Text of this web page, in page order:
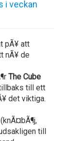
i veckan
pÃ¥ att
nÃ¥ de
The Cube
till ett
det viktiga.
till